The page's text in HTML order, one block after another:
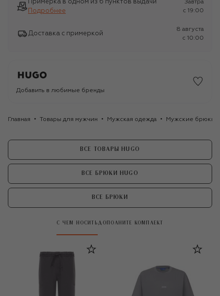
Примерка в одном из 6 пунктов выдачи
Подробнее
Завтра
c 19:00
Доставка с примеркой
8 августа
c 10:00
Добавить в любимые бренды
Главная Товары для мужчин Мужская одежда Мужские брюки
ВСЕ ТОВАРЫ HUGO
ВСЕ БРЮКИ HUGO
ВСЕ БРЮКИ
С ЧЕМ НОСИТЬ ДОПОЛНИТЕ КОМПЛЕКТ